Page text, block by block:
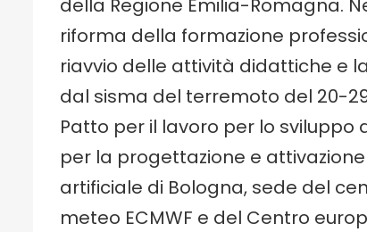
della Regione Emilia-Romagna.
riforma della formazione
riavvio delle attività didattiche e
dal sisma del terremoto del 20-
Patto per il lavoro per lo sviluppo
per la progettazione e
artificiale di Bologna, sede del
meteo ECMWF e del Centro